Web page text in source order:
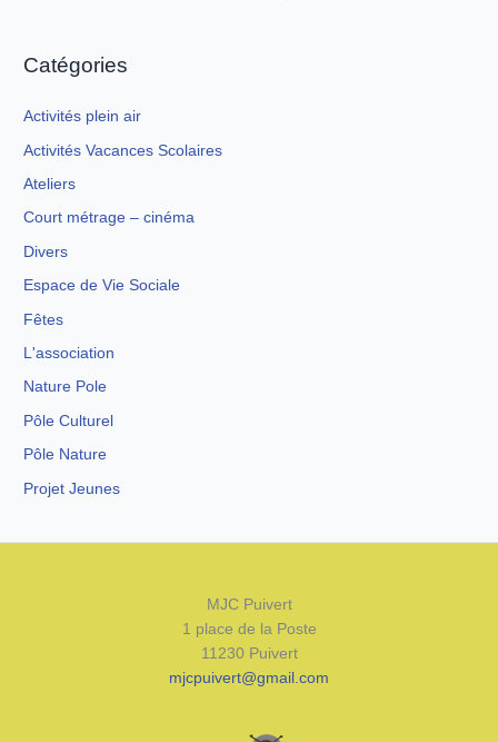
Catégories
Activités plein air
Activités Vacances Scolaires
Ateliers
Court métrage – cinéma
Divers
Espace de Vie Sociale
Fêtes
L'association
Nature Pole
Pôle Culturel
Pôle Nature
Projet Jeunes
MJC Puivert
1 place de la Poste
11230 Puivert
mjcpuivert@gmail.com